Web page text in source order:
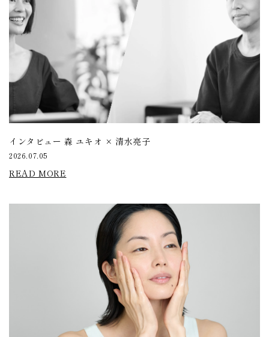
インタビュー 森 ユキオ × 清水亮子
2026.07.05
READ MORE